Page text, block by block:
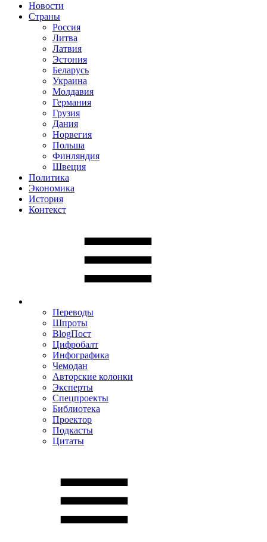
Новости
Страны
Россия
Литва
Латвия
Эстония
Беларусь
Украина
Молдавия
Германия
Грузия
Дания
Норвегия
Польша
Финляндия
Швеция
Политика
Экономика
История
Контекст
Переводы
Шпроты
BlogПост
Цифробалт
Инфографика
Чемодан
Авторские колонки
Эксперты
Спецпроекты
Библиотека
Проектор
Подкасты
Цитаты